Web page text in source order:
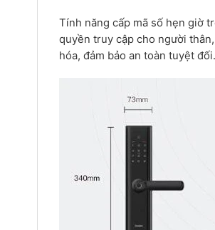
Tính năng cấp mã số hẹn giờ
quyền truy cập cho người
hóa, đảm bảo an toàn tuyệt đối.